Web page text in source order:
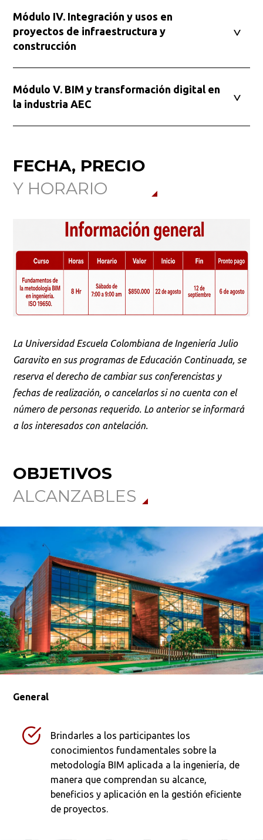
Módulo IV. Integración y usos en
proyectos de infraestructura y
construcción
Módulo V. BIM y transformación digital en
la industria AEC
FECHA, PRECIO
Y HORARIO
La Universidad Escuela Colombiana de Ingeniería Julio
Garavito en sus programas de Educación Continuada, se
reserva el derecho de cambiar sus conferencistas y
fechas de realización, o cancelarlos si no cuenta con el
número de personas requerido. Lo anterior se informará
a los interesados con antelación.
OBJETIVOS
ALCANZABLES
General
Brindarles a los participantes los
conocimientos fundamentales sobre la
metodología BIM aplicada a la ingeniería, de
manera que comprendan su alcance,
beneficios y aplicación en la gestión eficiente
de proyectos.
Ordenar por: *